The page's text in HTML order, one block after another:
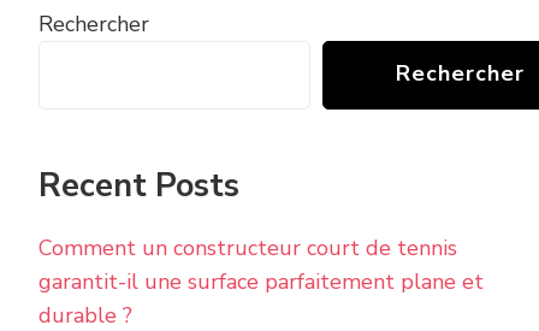
Rechercher
Rechercher
Recent Posts
Comment un constructeur court de tennis
garantit-il une surface parfaitement plane et
durable ?